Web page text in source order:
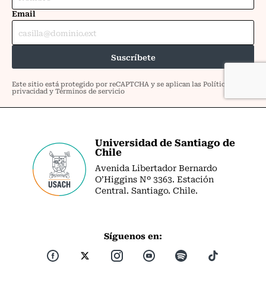
Universidad de Santiago de
Chile
Avenida Libertador Bernardo
O’Higgins Nº 3363. Estación
Central. Santiago. Chile.
Síguenos en: